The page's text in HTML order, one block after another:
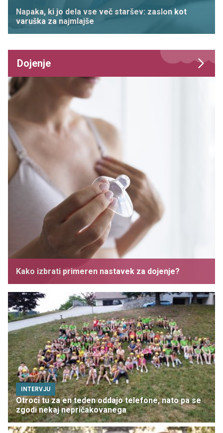
Napaka, ki jo dela vse več staršev: zaslon kot
varuška za najmlajše
Dojenje
Kako izbrati primeren nastavek za dojenje?
INTERVJU
Otroci tu za en teden oddajo telefone, nato pa se
zgodi nekaj nepričakovanega